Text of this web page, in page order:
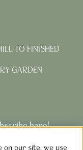
TO FINISHED
GARDEN
here!
Subcribe
on our site, we use